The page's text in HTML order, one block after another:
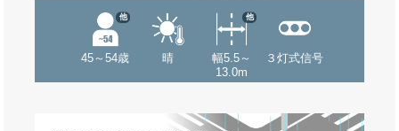
45～54歳
他
晴
幅5.5～
13.0m
他
３灯式信号